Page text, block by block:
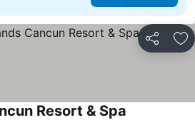
Compartir
Resort & Spa